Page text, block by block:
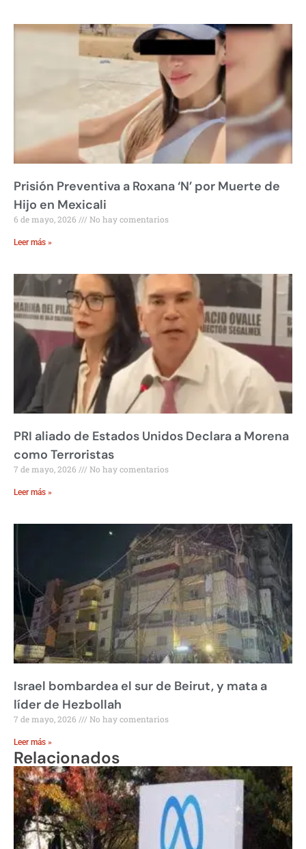
Prisión Preventiva a Roxana ‘N’ por Muerte de
Hijo en Mexicali
6 de mayo, 2026 No hay comentarios
Leer más »
PRI aliado de Estados Unidos Declara a Morena
como Terroristas
7 de mayo, 2026 No hay comentarios
Leer más »
Israel bombardea el sur de Beirut, y mata a
líder de Hezbollah
7 de mayo, 2026 No hay comentarios
Leer más »
Relacionados